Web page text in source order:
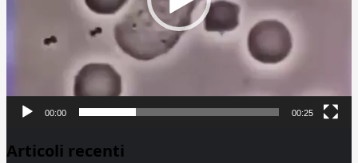
00:00 00:25
Articoli recenti